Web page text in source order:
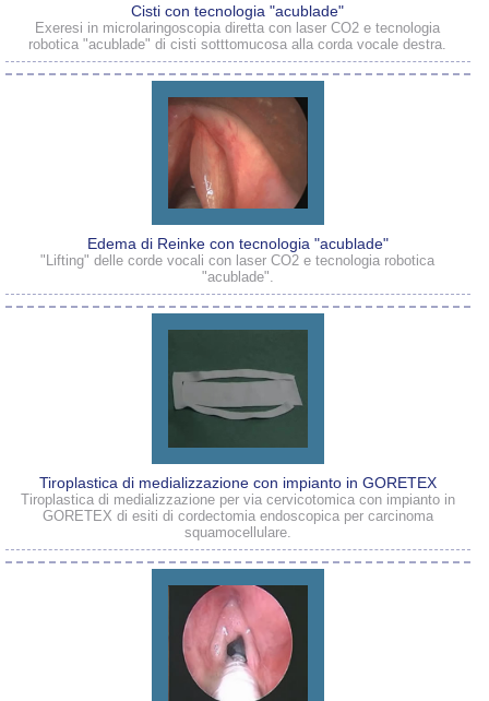
Cisti con tecnologia "acublade"
Exeresi in microlaringoscopia diretta con laser CO2 e tecnologia
robotica "acublade" di cisti sotttomucosa alla corda vocale destra.
Edema di Reinke con tecnologia "acublade"
"Lifting" delle corde vocali con laser CO2 e tecnologia robotica
"acublade".
Tiroplastica di medializzazione con impianto in GORETEX
Tiroplastica di medializzazione per via cervicotomica con impianto in
GORETEX di esiti di cordectomia endoscopica per carcinoma
squamocellulare.